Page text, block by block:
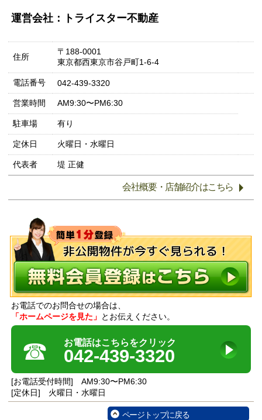
運営会社：トライスター不動産
住所
〒188-0001
東京都西東京市谷戸町1-6-4
電話番号 042-439-3320
営業時間 AM9:30〜PM6:30
駐車場 有り
定休日 火曜日・水曜日
代表者 堤 正健
会社概要・店舗紹介はこちら
お電話でのお問合せの場合は、
「ホームページを見た」 とお伝えください。
☎ お電話はこちらをクリック
042-439-3320
[お電話受付時間] AM9:30〜PM6:30
[定休日] 火曜日・水曜日
ページトップに戻る